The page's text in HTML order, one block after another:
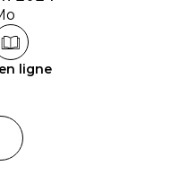
ligne